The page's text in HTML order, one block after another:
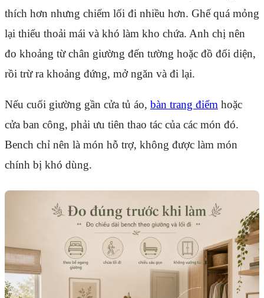
thích hơn nhưng chiếm lối đi nhiều hơn. Ghế quá mỏng
lại thiếu thoải mái và khó làm kho chứa. Anh chị nên
đo khoảng từ chân giường đến tường hoặc đồ đối diện,
rồi trừ ra khoảng đứng, mở ngăn và đi lại.
Nếu cuối giường gần cửa tủ áo, bàn trang điểm hoặc
cửa ban công, phải ưu tiên thao tác của các món đó.
Bench chỉ nên là món hỗ trợ, không được làm món
chính bị khó dùng.